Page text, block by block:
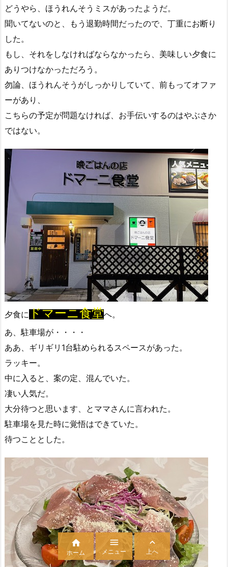
どうやら、ほうれんそうミスがあったようだ。
聞いてないのと、もう退勤時間だったので、丁重にお断り
した。
もし、それをしなければならなかったら、美味しい夕食に
ありつけなかっただろう。
勿論、ほうれんそうがしっかりしていて、前もってオファ
ーがあり、
こちらの予定が問題なければ、お手伝いするのはやぶさか
ではない。
夕食にドマーニ食堂へ。
あ、駐車場が・・・・
ああ、ギリギリ1台駐められるスペースがあった。
ラッキー。
中に入ると、案の定、混んでいた。
凄い人気だ。
大分待つと思います、とママさんに言われた。
駐車場を見た時に覚悟はできていた。
待つこととした。

ホーム

メニュー

上へ